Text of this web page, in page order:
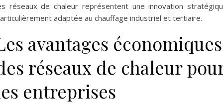
réseaux de chaleur représentent une innovation
adaptée au chauffage industriel et tertiaire.
avantages économiques
réseaux de chaleur
entreprises